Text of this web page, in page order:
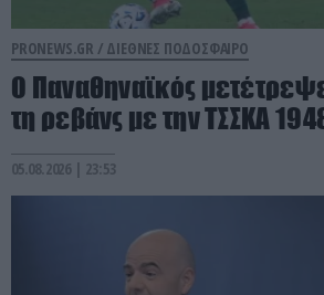
PRONEWS.GR / ΔΙΕΘΝΕΣ ΠΟΔΟΣΦΑΙΡΟ
Ο Παναθηναϊκός
τη ρεβάνς με την ΤΣΣΚΑ
05.08.2026 | 23:53